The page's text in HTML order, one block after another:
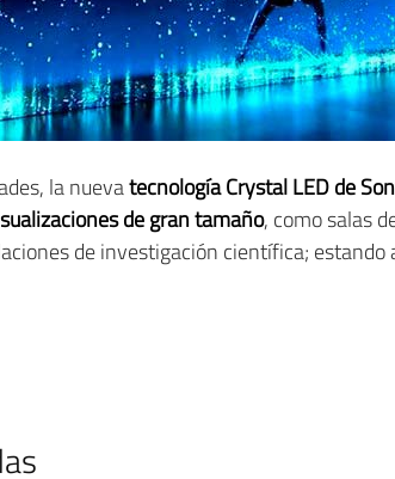
la nuevatecnología Crystal LED de
de gran tamaño, como salas
de investigación científica;